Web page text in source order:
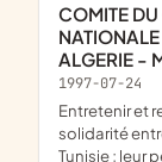
COMITE DU CHAOURCOIS DE LA FEDERATION
ALGERIE -
1997-07-24
entretenir et renforcer les liens de camaraderie et de
solidarité
Tunisie ; leur